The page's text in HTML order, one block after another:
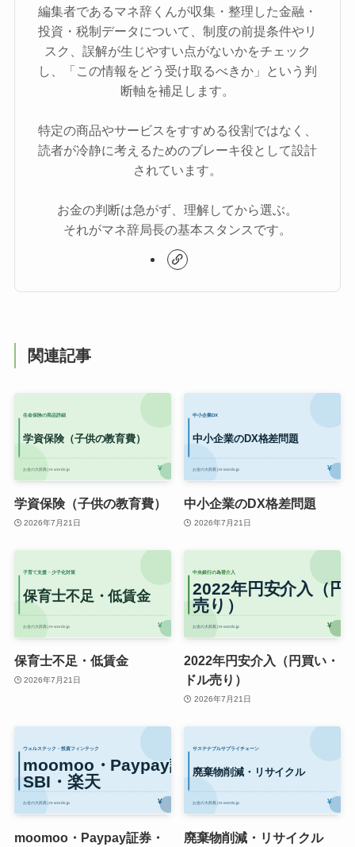
編集者であるマネ辞くんが収集・整理した金融・
投資・税制データについて、制度の前提条件やリ
スク、誤解が生じやすい点がないかをチェック
し、「この情報をどう受け取るべきか」という判
断軸を補足します。
特定の商品やサービスをすすめる役割ではなく、
読者が冷静に考えるためのブレーキ役として設計
されています。
お金の判断は急がず、理解してから選ぶ。
それがマネ辞局長の基本スタンスです。
関連記事
学資保険（子供の教育費）
2026年7月21日
中小企業のDX格差問題
2026年7月21日
保育士不足・低賃金
2026年7月21日
2022年円安介入（円買い・
ドル売り）
2026年7月21日
moomoo・Paypay証券・
廃棄物削減・リサイクル